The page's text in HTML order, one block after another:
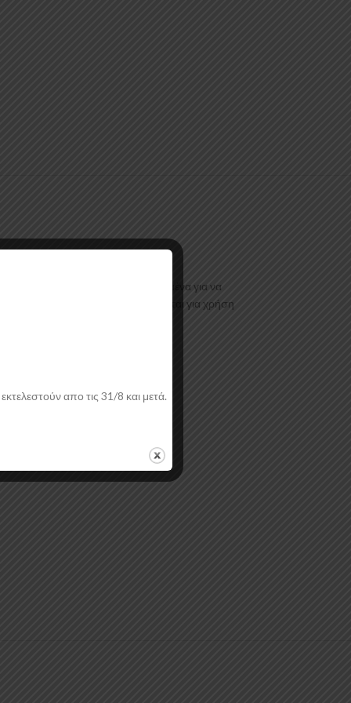
Enhancers είναι ειδικά σχεδιασμένα για να
Το Metalizer δεν προορίζεται για χρήση
απο τις 31/8 και μετά.